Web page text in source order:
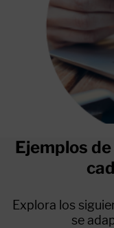
Ejemplos
Explora los
se